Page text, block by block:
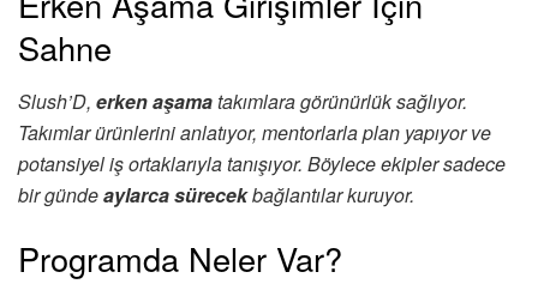
Sahne
Slush’D, erken aşamatakımlara görünürlük sağlıyor.
Takımlar ürünlerini anlatıyor, mentorlarla plan yapıyor ve
potansiyel iş ortaklarıyla tanışıyor. Böylece ekipler sadece
bir gündeaylarca sürecekbağlantılar kuruyor.
Programda Neler Var?